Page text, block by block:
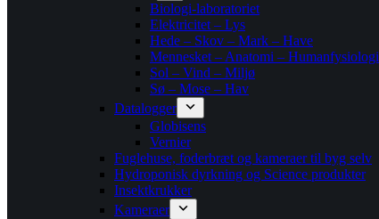
Biologi-laboratoriet
Elektricitet – Lys
Hede – Skov – Mark – Have
Mennesket – Anatomi – Humanfysiologi
Sol – Vind – Miljø
Sø – Mose – Hav
Datalogger
Globisens
Vernier
Fuglehuse, foderbræt og kameraer til byg selv
Hydroponisk dyrkning og Science produkter
Insektkrukker
Kameraer